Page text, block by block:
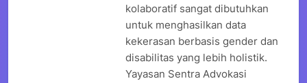
kolaboratif sangat dibutuhkan
untuk menghasilkan data
kekerasan berbasis gender dan
disabilitas yang lebih holistik.
Yayasan Sentra Advokasi